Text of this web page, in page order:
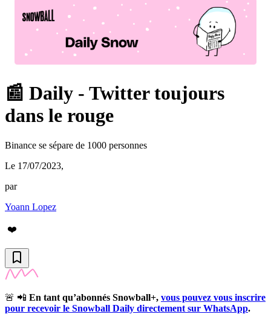
📰 Daily - Twitter toujours
dans le rouge
Binance se sépare de 1000 personnes
Le 17/07/2023,
par
Yoann Lopez
❤️
🚨 📲 En tant qu’abonnés Snowball+, vous pouvez vous inscrire
pour recevoir le Snowball Daily directement sur WhatsApp.